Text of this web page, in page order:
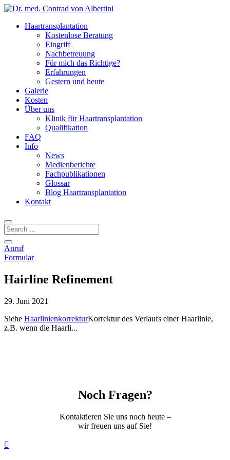
Haartransplantation
Kostenlose Beratung
Eingriff
Nachbetreuung
Für mich das Richtige?
Erfahrungen
Gestern und heute
Galerie
Kosten
Über uns
Klinik für Haartransplantation
Qualifikation
FAQ
Info
News
Medienberichte
Fachpublikationen
Glossar
Blog Haartransplantation
Kontakt
Anruf
Formular
Hairline Refinement
29. Juni 2021
Siehe HaarlinienkorrekturKorrektur des Verlaufs einer Haarlinie,
z.B. wenn die Haarli...
Noch Fragen?
Kontaktieren Sie uns noch heute –
wir freuen uns auf Sie!
